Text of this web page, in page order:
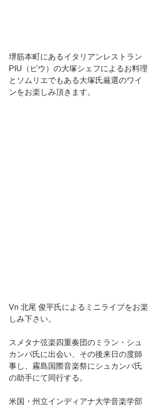
堺筋本町にあるイタリアンレストラン
PIU（ピウ）の大塚シェフによるお料理
とソムリエでもある大塚氏厳選のワイ
ンをお楽しみ頂きます。
Vn 北尾 俊平氏によるミニライブをお楽
しみ下さい。
スメタナ弦楽四重奏団のミラン・シュ
カンパ氏に出会い、その後来日の度師
事し、霧島国際音楽祭にシュカンパ氏
の助手にて同行する。
米国・州立インディアナ大学音楽学部